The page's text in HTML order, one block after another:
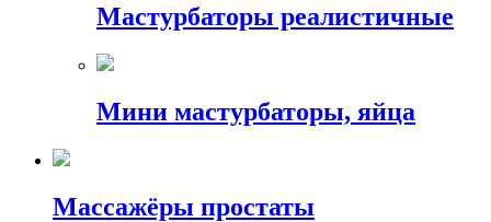
Мастурбаторы реалистичные
Мини мастурбаторы, яйца
Массажёры простаты